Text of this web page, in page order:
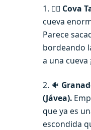
1. 🧙‍♂️ Cova
cueva
Parece
bordeando
a una
2. 🐠
(Jávea).
que ya es
escondida